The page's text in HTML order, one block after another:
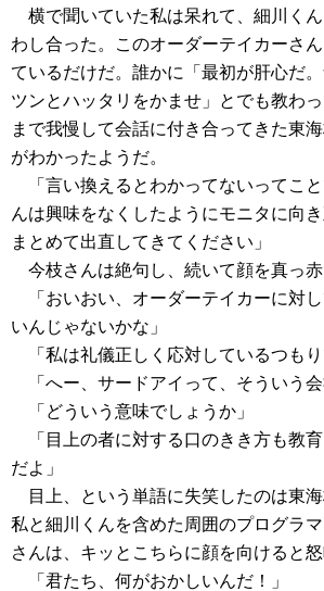
横で聞いていた私は呆れて、細川く
わし合った。このオーダーテイカーさ
ているだけだ。誰かに「最初が肝心だ
ツンとハッタリをかませ」とでも教わ
まで我慢して会話に付き合ってきた東
がわかったようだ。
「言い換えるとわかってないってこ
んは興味をなくしたようにモニタに向
まとめて出直してきてください」
今枝さんは絶句し、続いて顔を真っ赤
「おいおい、オーダーテイカーに対
いんじゃないかな」
「私は礼儀正しく応対しているつもり
「へー、サードアイって、そういう会
「どういう意味でしょうか」
「目上の者に対する口のきき方も教
だよ」
目上、という単語に失笑したのは東海
私と細川くんを含めた周囲のプログラ
さんは、キッとこちらに顔を向けると怒
「君たち、何がおかしいんだ！」